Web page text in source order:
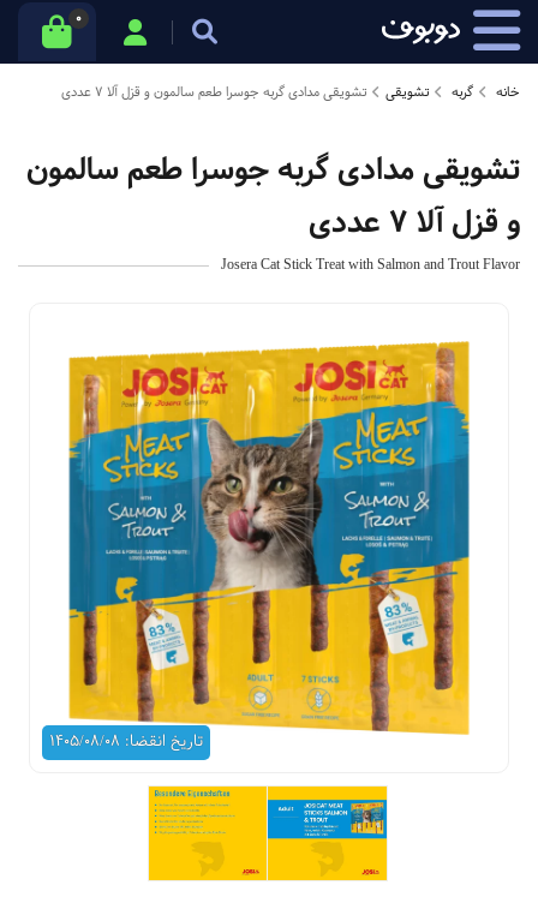
0
خانه گربه تشویقی تشویقی مدادی گربه جوسرا طعم سالمون و قزل آلا 7 عددی
تشویقی مدادی گربه جوسرا طعم سالمون
و قزل آلا 7 عددی
Josera Cat Stick Treat with Salmon and Trout Flavor
تاریخ انقضا: 1405/08/08